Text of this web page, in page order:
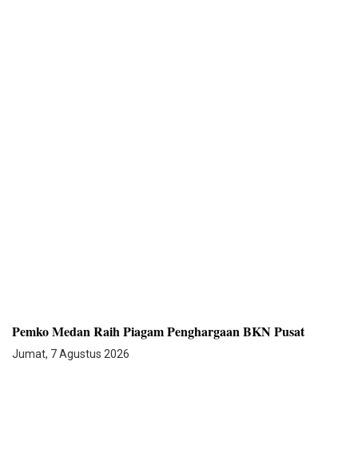
Pemko Medan Raih Piagam Penghargaan BKN Pusat
Jumat, 7 Agustus 2026